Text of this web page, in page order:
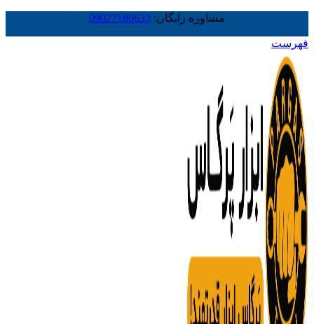
مشاوره رایگان: 09027186633
فهرست